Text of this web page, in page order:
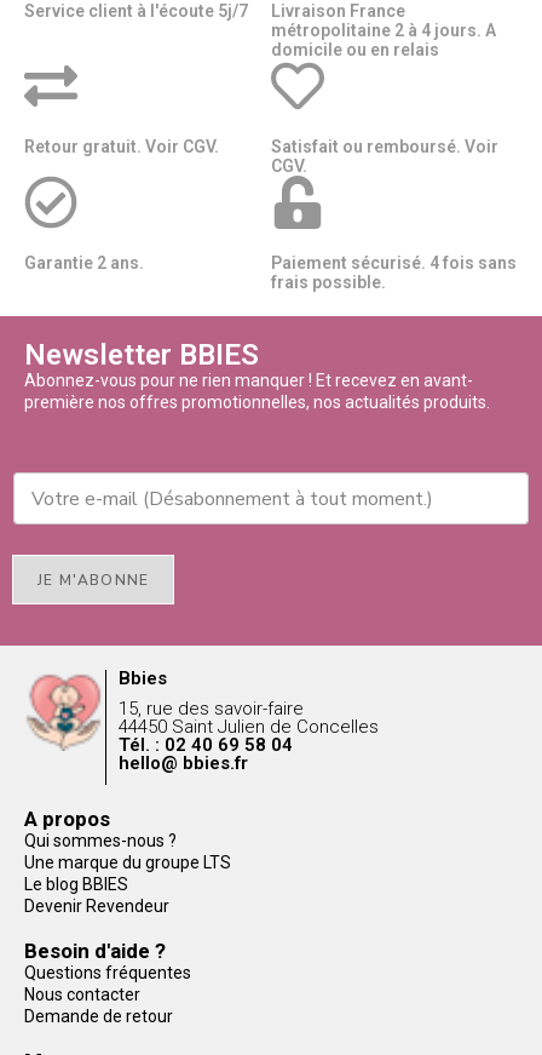
Service client à l'écoute 5j/7
Livraison France
métropolitaine 2 à 4 jours. A
domicile ou en relais​​
Retour gratuit. Voir CGV.
Satisfait ou remboursé. Voir
CGV.
Garantie 2 ans.
Paiement sécurisé. 4 fois sans
frais possible.
Newsletter BBIES
Abonnez-vous pour ne rien manquer ! Et recevez en avant-
première nos offres promotionnelles, nos actualités produits.
JE M'ABONNE
Bbies
15, rue des savoir-faire
44450 Saint Julien de Concelles
Tél. : 02 40 69 58 04
hello@ bbies.fr
A propos
Qui sommes-nous ?
Une marque du groupe LTS
Le blog BBIES
Devenir Revendeur
Besoin d'aide ?
Questions fréquentes
Nous contacter
Demande de retour